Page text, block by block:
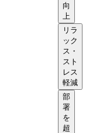
向
上
リラ
ック
ス・
スト
レス
軽減
部
署
を
超